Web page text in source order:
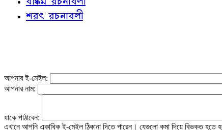
শরৎ রচনাবলী
আপনার ই-মেইল:
আপনার নাম:
যাকে পাঠাবেন:
এখানে আপনি একাধিক ই-মেইল ঠিকানা দিতে পারেন। যেগুলো কমা দিয়ে বিভক্ত হতে